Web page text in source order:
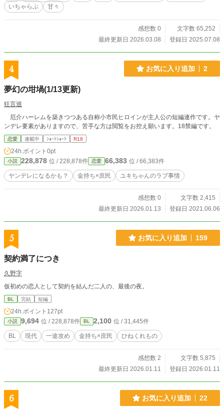
いちゃらぶ
甘々
感想数 0
文字数 65,252
最終更新日 2026.03.08
登録日 2025.07.08
4 お気に入り追加 2
夢幻の坩堝(1/13更新)
狂言巡
厄介ハーレムを築きつつある自称小市民ヒロインが主人公の短編連作です。ヤ
ンデレ要素がありますので、苦手な方は閲覧をお控え願います。18禁編です。
恋愛 連載中 ｼｮｰﾄｼｮｰﾄ R18
24h.ポイント 0pt
小説 228,878 位 / 228,878件 恋愛 66,383 位 / 66,383件
ヤンデレになるかも？ 金持ち×庶民 ユキちゃんのラブ事情
感想数 0
文字数 2,415
最終更新日 2026.01.13
登録日 2021.06.06
5 お気に入り追加 159
契約満了につき
久野字
仮初めの恋人として契約を結んだ二人の、最後の夜。
BL 完結 短編
24h.ポイント 127pt
小説 9,694 位 / 228,878件 BL 2,100 位 / 31,445件
BL 現代 一途攻め 金持ち×庶民 ひねくれもの
感想数 2
文字数 5,875
最終更新日 2026.01.11
登録日 2026.01.11
6 お気に入り追加 22